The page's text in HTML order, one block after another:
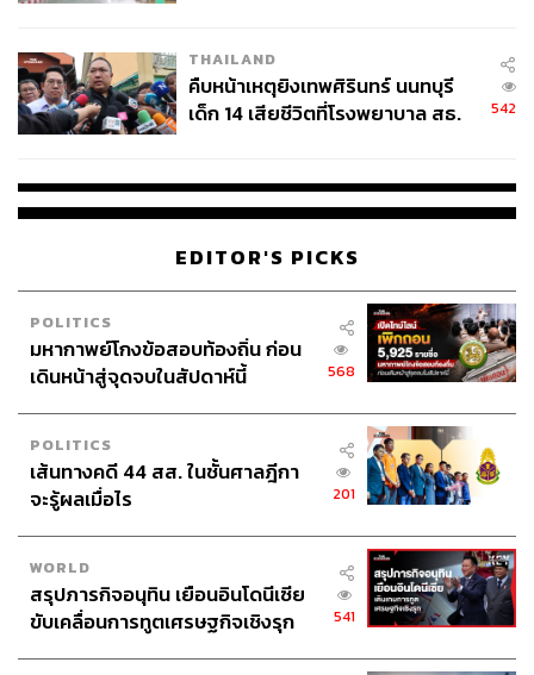
THAILAND
คืบหน้าเหตุยิงเทพศิรินทร์ นนทบุรี
เด็ก 14 เสียชีวิตที่โรงพยาบาล สธ.
542
EDITOR'S PICKS
POLITICS
มหากาพย์โกงข้อสอบท้องถิ่น ก่อน
เดินหน้าสู่จุดจบในสัปดาห์นี้
568
POLITICS
เส้นทางคดี 44 สส. ในชั้นศาลฎีกา
จะรู้ผลเมื่อไร
201
WORLD
สรุปภารกิจอนุทิน เยือนอินโดนีเซีย
ขับเคลื่อนการทูตเศรษฐกิจเชิงรุก
541